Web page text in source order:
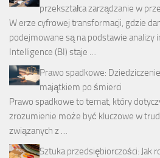
przekształca zarządzanie w
W erze cyfrowej transformacji, gdzie
podejmowane są na podstawie analizy
Intelligence (BI) staje …
Prawo spadkowe:
majątkiem po śmierci
Prawo spadkowe to temat, który
zrozumienie może być kluczowe w
związanych z …
Sztuka przedsiębiorczości: Jak